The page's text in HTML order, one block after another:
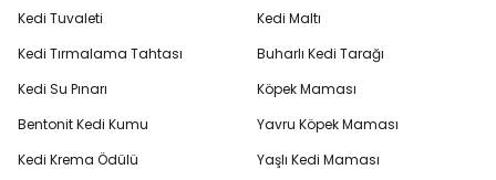
Kedi Tuvaleti
Kedi Tırmalama Tahtası
Kedi Su Pınarı
Bentonit Kedi Kumu
Kedi Krema Ödülü
Kedi Maltı
Buharlı Kedi Tarağı
Köpek Maması
Yavru Köpek Maması
Yaşlı Kedi Maması